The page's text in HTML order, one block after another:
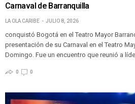
Carnaval de Barranquilla
LA OLA CARIBE JULIO 8, 2026
conquistó Bogotá en el Teatro Mayor
presentación de su Carnaval en el Teatro
Domingo. Fue un encuentro que reunió a
0 0